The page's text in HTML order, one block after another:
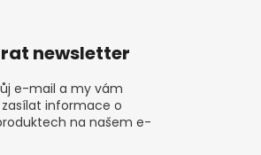
newsletter
e-mail a my vám
informace o
na našem e-